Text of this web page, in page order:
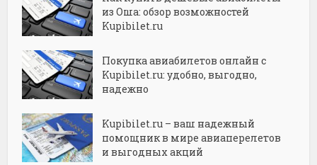
из Оша: обзор возможностей
Kupibilet.ru
Покупка авиабилетов онлайн с
Kupibilet.ru: удобно, выгодно,
надежно
Kupibilet.ru – ваш надежный
помощник в мире авиаперелетов
и выгодных акций